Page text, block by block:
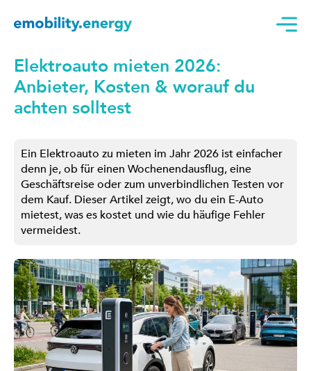
Elektroauto mieten 2026:
Anbieter, Kosten & worauf du
achten solltest
Ein Elektroauto zu mieten im Jahr 2026 ist einfacher
denn je, ob für einen Wochenendausflug, eine
Geschäftsreise oder zum unverbindlichen Testen vor
dem Kauf. Dieser Artikel zeigt, wo du ein E-Auto
mietest, was es kostet und wie du häufige Fehler
vermeidest.